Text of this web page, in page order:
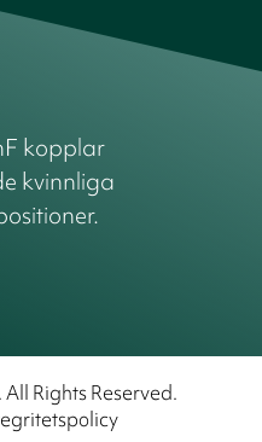
kopplar
kvinnliga
Rights Reserved.